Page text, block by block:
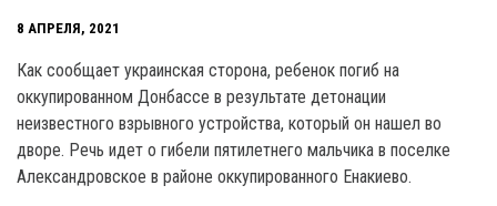
8 АПРЕЛЯ, 2021
Как сообщает украинская сторона, ребенок погиб на
оккупированном Донбассе в результате детонации
неизвестного взрывного устройства, который он нашел во
дворе. Речь идет о гибели пятилетнего мальчика в поселке
Александровское в районе оккупированного Енакиево.